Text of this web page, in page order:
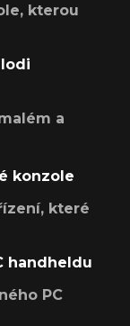
kterou
a
konzole
které
handheldu
PC